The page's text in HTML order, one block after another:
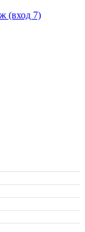
(вход 7)